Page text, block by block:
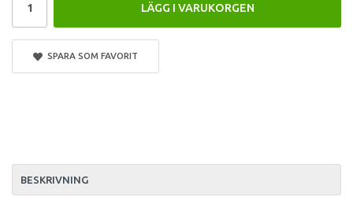
LÄGG I VARUKORGEN
SPARA SOM FAVORIT
BESKRIVNING